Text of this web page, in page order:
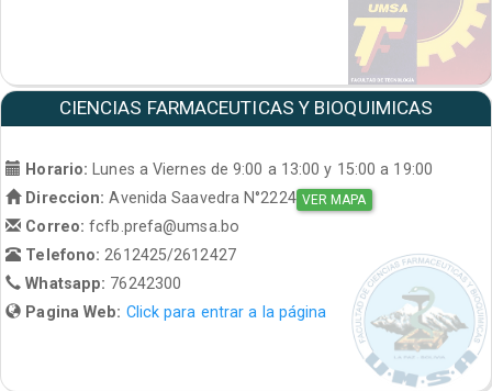
CIENCIAS FARMACEUTICAS Y BIOQUIMICAS
Horario: Lunes a Viernes de 9:00 a 13:00 y 15:00 a 19:00
Direccion: Avenida Saavedra N°2224 VER MAPA
Correo:fcfb.prefa@umsa.bo
Telefono:2612425/2612427
Whatsapp: 76242300
Pagina Web: Click para entrar a la página